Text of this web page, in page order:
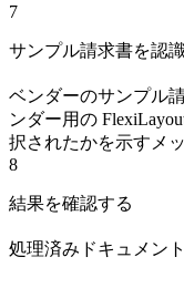
7
サンプル請求書を認
ベンダーのサンプル
ンダー用の
択されたかを示すメ
8
結果を確認する
処理済みドキュメン